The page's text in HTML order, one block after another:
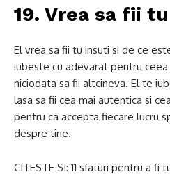
19. Vrea sa fii
El vrea sa fii tu insuti si de ce
iubeste cu adevarat pentru ceea
niciodata sa fii altcineva. El te
lasa sa fii cea mai autentica si
pentru ca accepta fiecare lucru
despre tine.
CITESTE SI: 11 sfaturi pentru a fi